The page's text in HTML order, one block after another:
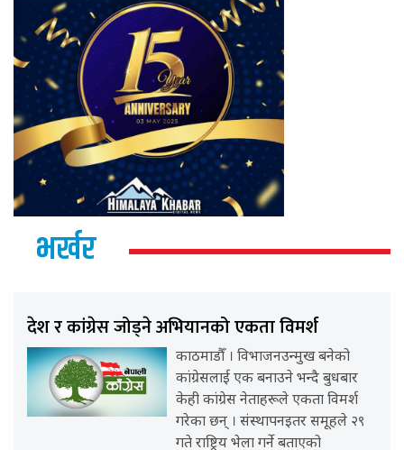
भर्खर
देश र कांग्रेस जोड्ने अभियानको एकता विमर्श
काठमाडौँ । विभाजनउन्मुख बनेको
कांग्रेसलाई एक बनाउने भन्दै बुधबार
केही कांग्रेस नेताहरूले एकता विमर्श
गरेका छन् । संस्थापनइतर समूहले २९
गते राष्ट्रिय भेला गर्ने बताएको